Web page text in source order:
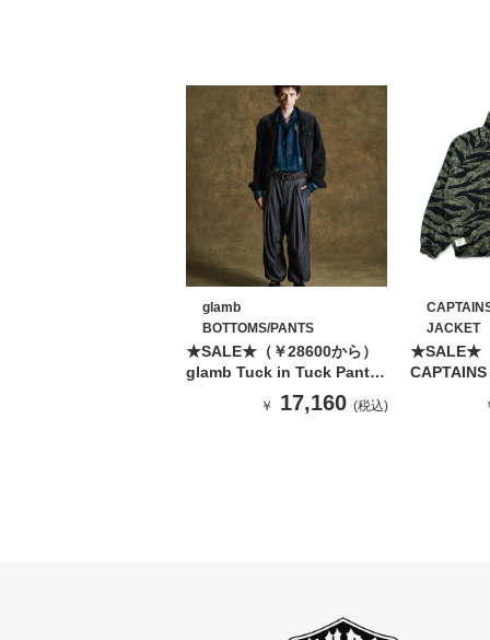
glamb
BOTTOMS/PANTS
★SALE★（￥28600から）
glamb Tuck in Tuck Pants /
グラム タックインタックパ
ンツ（GRAY）
￥ 17,160 (税込)
JACKET
★SALE★（